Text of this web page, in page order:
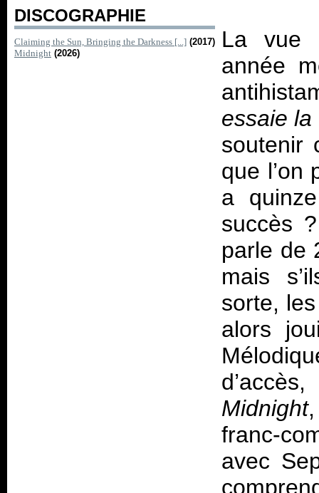
DISCOGRAPHIE
Claiming the Sun, Bringing the Darkness [...] (2017)
Midnight (2026)
La vue
année
essaie
soutenir
que l’on
a
succès
parle de
mais
sorte,
alors
Midnight
franc-
avec